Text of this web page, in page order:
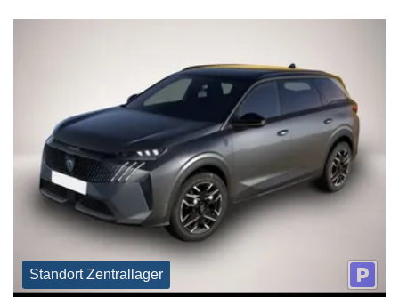
Standort Zentrallager